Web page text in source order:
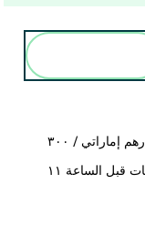
توصيل مجاني للطلبات التي تزيد عن ٢٥٠ درهم إماراتي / ٣٠٠
التوصيل في نفس اليوم متاح في دبي للطلبات قبل الساعة ١١